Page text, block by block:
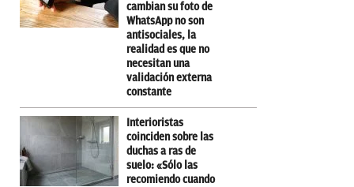
cambian su foto de
WhatsApp no son
antisociales, la
realidad es que no
necesitan una
validación externa
constante
Interioristas
coinciden sobre las
duchas a ras de
suelo: «Sólo las
recomiendo cuando